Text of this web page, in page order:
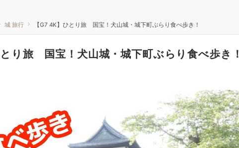
城 旅行 【G7 4K】ひとり旅 国宝！犬山城・城下町ぶらり食べ歩き！
とり旅 国宝！犬山城・城下町ぶらり食べ歩き！